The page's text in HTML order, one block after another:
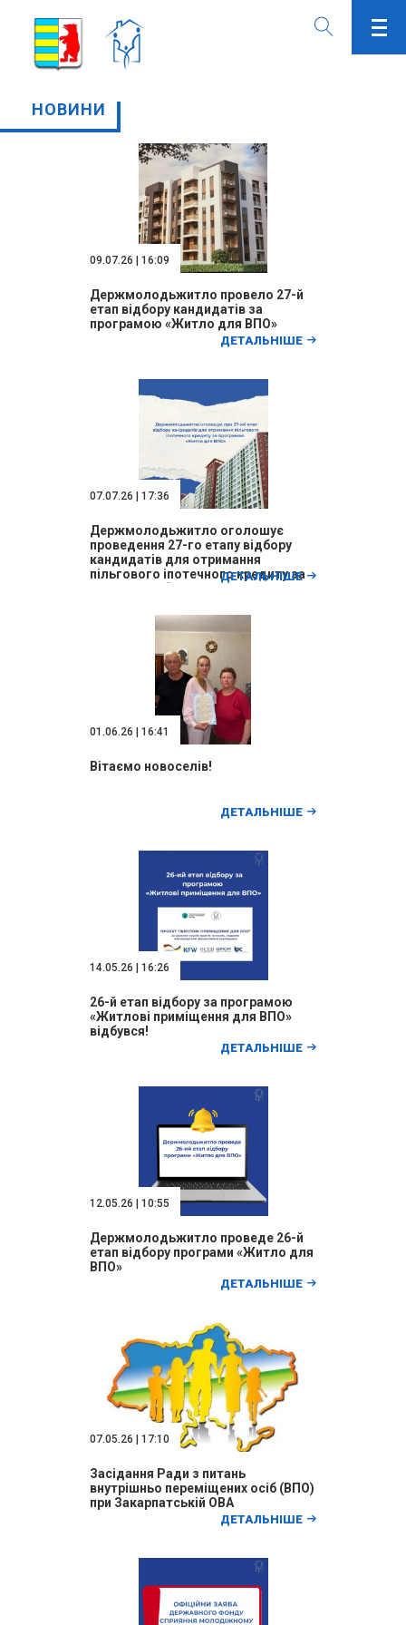
НОВИНИ
09.07.26 | 16:09
Держмолодьжитло провело 27-й
етап відбору кандидатів за
програмою «Житло для ВПО»
ДЕТАЛЬНІШЕ
07.07.26 | 17:36
Держмолодьжитло оголошує
проведення 27-го етапу відбору
кандидатів для отримання
пільгового іпотечного кредиту за
ДЕТАЛЬНІШЕ
01.06.26 | 16:41
Вітаємо новоселів!
ДЕТАЛЬНІШЕ
14.05.26 | 16:26
26-й етап відбору за програмою
«Житлові приміщення для ВПО»
відбувся!
ДЕТАЛЬНІШЕ
12.05.26 | 10:55
Держмолодьжитло проведе 26-й
етап відбору програми «Житло для
ВПО»
ДЕТАЛЬНІШЕ
07.05.26 | 17:10
Засідання Ради з питань
внутрішньо переміщених осіб (ВПО)
при Закарпатській ОВА
ДЕТАЛЬНІШЕ